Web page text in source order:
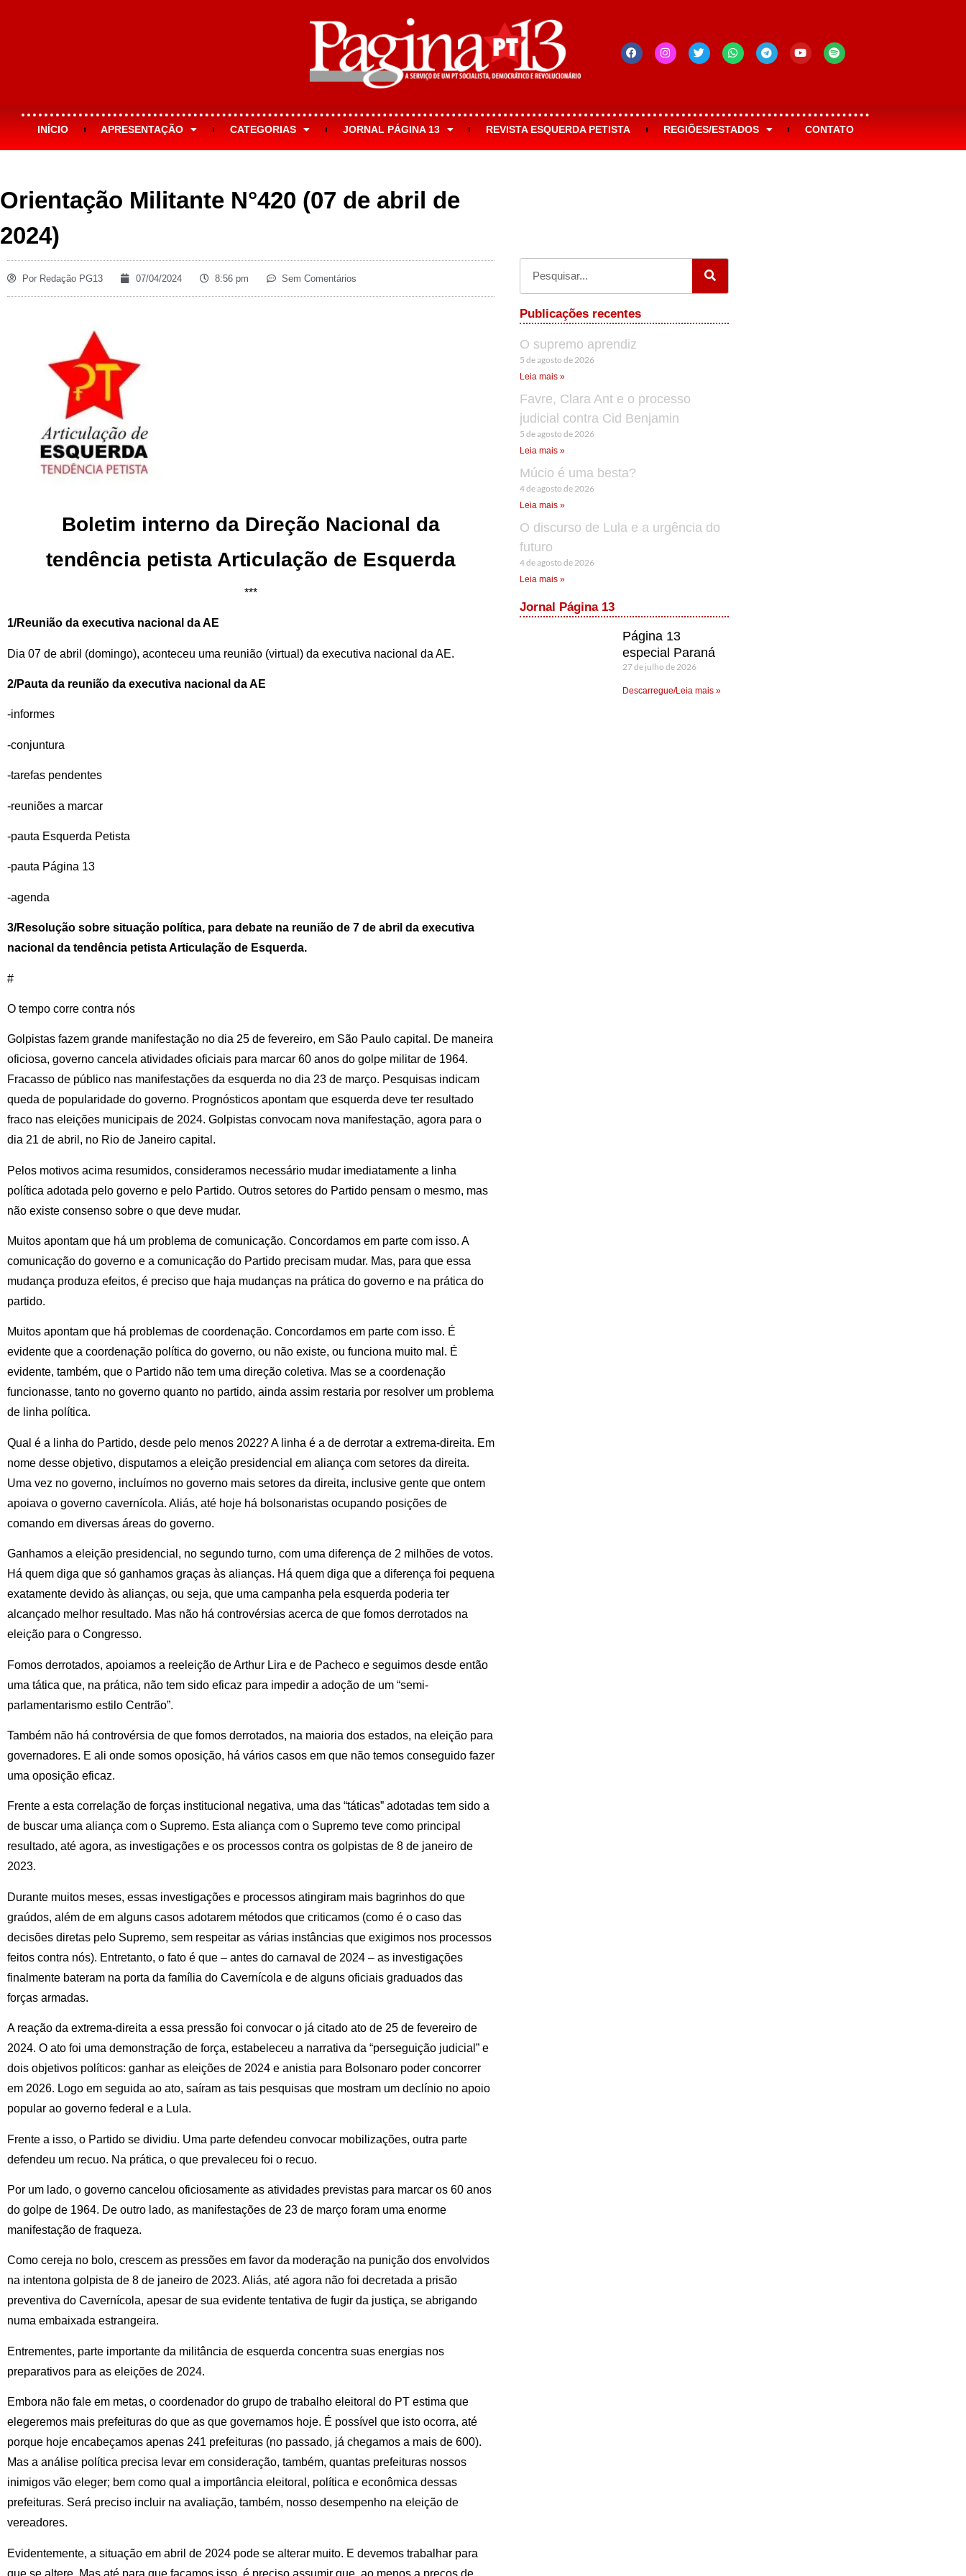
INÍCIO APRESENTAÇÃO CATEGORIAS JORNAL PÁGINA 13 REVISTA ESQUERDA PETISTA REGIÕES/ESTADOS CONTATO
Orientação Militante N°420 (07 de abril de
2024)
Por Redação PG13 07/04/2024 8:56 pm Sem Comentários
Boletim interno da Direção Nacional da
tendência petista Articulação de Esquerda
***
1/Reunião da executiva nacional da AE
Dia 07 de abril (domingo), aconteceu uma reunião (virtual) da executiva nacional da AE.
2/Pauta da reunião da executiva nacional da AE
-informes
-conjuntura
-tarefas pendentes
-reuniões a marcar
-pauta Esquerda Petista
-pauta Página 13
-agenda
3/Resolução sobre situação política, para debate na reunião de 7 de abril da executiva
nacional da tendência petista Articulação de Esquerda.
#
O tempo corre contra nós
Golpistas fazem grande manifestação no dia 25 de fevereiro, em São Paulo capital. De maneira
oficiosa, governo cancela atividades oficiais para marcar 60 anos do golpe militar de 1964.
Fracasso de público nas manifestações da esquerda no dia 23 de março. Pesquisas indicam
queda de popularidade do governo. Prognósticos apontam que esquerda deve ter resultado
fraco nas eleições municipais de 2024. Golpistas convocam nova manifestação, agora para o
dia 21 de abril, no Rio de Janeiro capital.
Pelos motivos acima resumidos, consideramos necessário mudar imediatamente a linha
política adotada pelo governo e pelo Partido. Outros setores do Partido pensam o mesmo, mas
não existe consenso sobre o que deve mudar.
Muitos apontam que há um problema de comunicação. Concordamos em parte com isso. A
comunicação do governo e a comunicação do Partido precisam mudar. Mas, para que essa
mudança produza efeitos, é preciso que haja mudanças na prática do governo e na prática do
partido.
Muitos apontam que há problemas de coordenação. Concordamos em parte com isso. É
evidente que a coordenação política do governo, ou não existe, ou funciona muito mal. É
evidente, também, que o Partido não tem uma direção coletiva. Mas se a coordenação
funcionasse, tanto no governo quanto no partido, ainda assim restaria por resolver um problema
de linha política.
Qual é a linha do Partido, desde pelo menos 2022? A linha é a de derrotar a extrema-direita. Em
nome desse objetivo, disputamos a eleição presidencial em aliança com setores da direita.
Uma vez no governo, incluímos no governo mais setores da direita, inclusive gente que ontem
apoiava o governo cavernícola. Aliás, até hoje há bolsonaristas ocupando posições de
comando em diversas áreas do governo.
Ganhamos a eleição presidencial, no segundo turno, com uma diferença de 2 milhões de votos.
Há quem diga que só ganhamos graças às alianças. Há quem diga que a diferença foi pequena
exatamente devido às alianças, ou seja, que uma campanha pela esquerda poderia ter
alcançado melhor resultado. Mas não há controvérsias acerca de que fomos derrotados na
eleição para o Congresso.
Fomos derrotados, apoiamos a reeleição de Arthur Lira e de Pacheco e seguimos desde então
uma tática que, na prática, não tem sido eficaz para impedir a adoção de um “semi-
parlamentarismo estilo Centrão”.
Também não há controvérsia de que fomos derrotados, na maioria dos estados, na eleição para
governadores. E ali onde somos oposição, há vários casos em que não temos conseguido fazer
uma oposição eficaz.
Frente a esta correlação de forças institucional negativa, uma das “táticas” adotadas tem sido a
de buscar uma aliança com o Supremo. Esta aliança com o Supremo teve como principal
resultado, até agora, as investigações e os processos contra os golpistas de 8 de janeiro de
2023.
Durante muitos meses, essas investigações e processos atingiram mais bagrinhos do que
graúdos, além de em alguns casos adotarem métodos que criticamos (como é o caso das
decisões diretas pelo Supremo, sem respeitar as várias instâncias que exigimos nos processos
feitos contra nós). Entretanto, o fato é que – antes do carnaval de 2024 – as investigações
finalmente bateram na porta da família do Cavernícola e de alguns oficiais graduados das
forças armadas.
A reação da extrema-direita a essa pressão foi convocar o já citado ato de 25 de fevereiro de
2024. O ato foi uma demonstração de força, estabeleceu a narrativa da “perseguição judicial” e
dois objetivos políticos: ganhar as eleições de 2024 e anistia para Bolsonaro poder concorrer
em 2026. Logo em seguida ao ato, saíram as tais pesquisas que mostram um declínio no apoio
popular ao governo federal e a Lula.
Frente a isso, o Partido se dividiu. Uma parte defendeu convocar mobilizações, outra parte
defendeu um recuo. Na prática, o que prevaleceu foi o recuo.
Por um lado, o governo cancelou oficiosamente as atividades previstas para marcar os 60 anos
do golpe de 1964. De outro lado, as manifestações de 23 de março foram uma enorme
manifestação de fraqueza.
Como cereja no bolo, crescem as pressões em favor da moderação na punição dos envolvidos
na intentona golpista de 8 de janeiro de 2023. Aliás, até agora não foi decretada a prisão
preventiva do Cavernícola, apesar de sua evidente tentativa de fugir da justiça, se abrigando
numa embaixada estrangeira.
Entrementes, parte importante da militância de esquerda concentra suas energias nos
preparativos para as eleições de 2024.
Embora não fale em metas, o coordenador do grupo de trabalho eleitoral do PT estima que
elegeremos mais prefeituras do que as que governamos hoje. É possível que isto ocorra, até
porque hoje encabeçamos apenas 241 prefeituras (no passado, já chegamos a mais de 600).
Mas a análise política precisa levar em consideração, também, quantas prefeituras nossos
inimigos vão eleger; bem como qual a importância eleitoral, política e econômica dessas
prefeituras. Será preciso incluir na avaliação, também, nosso desempenho na eleição de
vereadores.
Evidentemente, a situação em abril de 2024 pode se alterar muito. E devemos trabalhar para
que se altere. Mas até para que façamos isso, é preciso assumir que, ao menos a preços de
Publicações recentes
O supremo aprendiz
5 de agosto de 2026
Leia mais »
Favre, Clara Ant e o processo
judicial contra Cid Benjamin
5 de agosto de 2026
Leia mais »
Múcio é uma besta?
4 de agosto de 2026
Leia mais »
O discurso de Lula e a urgência do
futuro
4 de agosto de 2026
Leia mais »
Jornal Página 13
Página 13
especial Paraná
27 de julho de 2026
Descarregue/Leia mais »